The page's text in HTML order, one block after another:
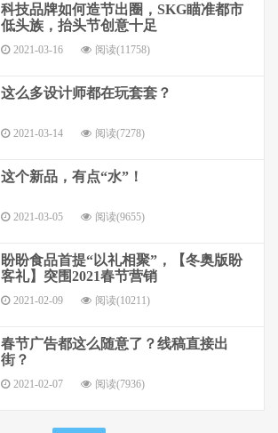
科技品牌如何造节出圈，SKG瞄准都市
低头族，抬头节创意十足
2021-03-16 阅读(11758)
这么多设计师都在玩套套？
2021-03-14 阅读(7278)
这个新品，有点“水”！
2021-03-05 阅读(9655)
盼盼食品首提“以礼相聚”，【冬奥版盼
客礼】突围2021春节营销
2021-02-09 阅读(10211)
春节广告都这么随意了？线稿直接出
街？
2021-02-07 阅读(7936)